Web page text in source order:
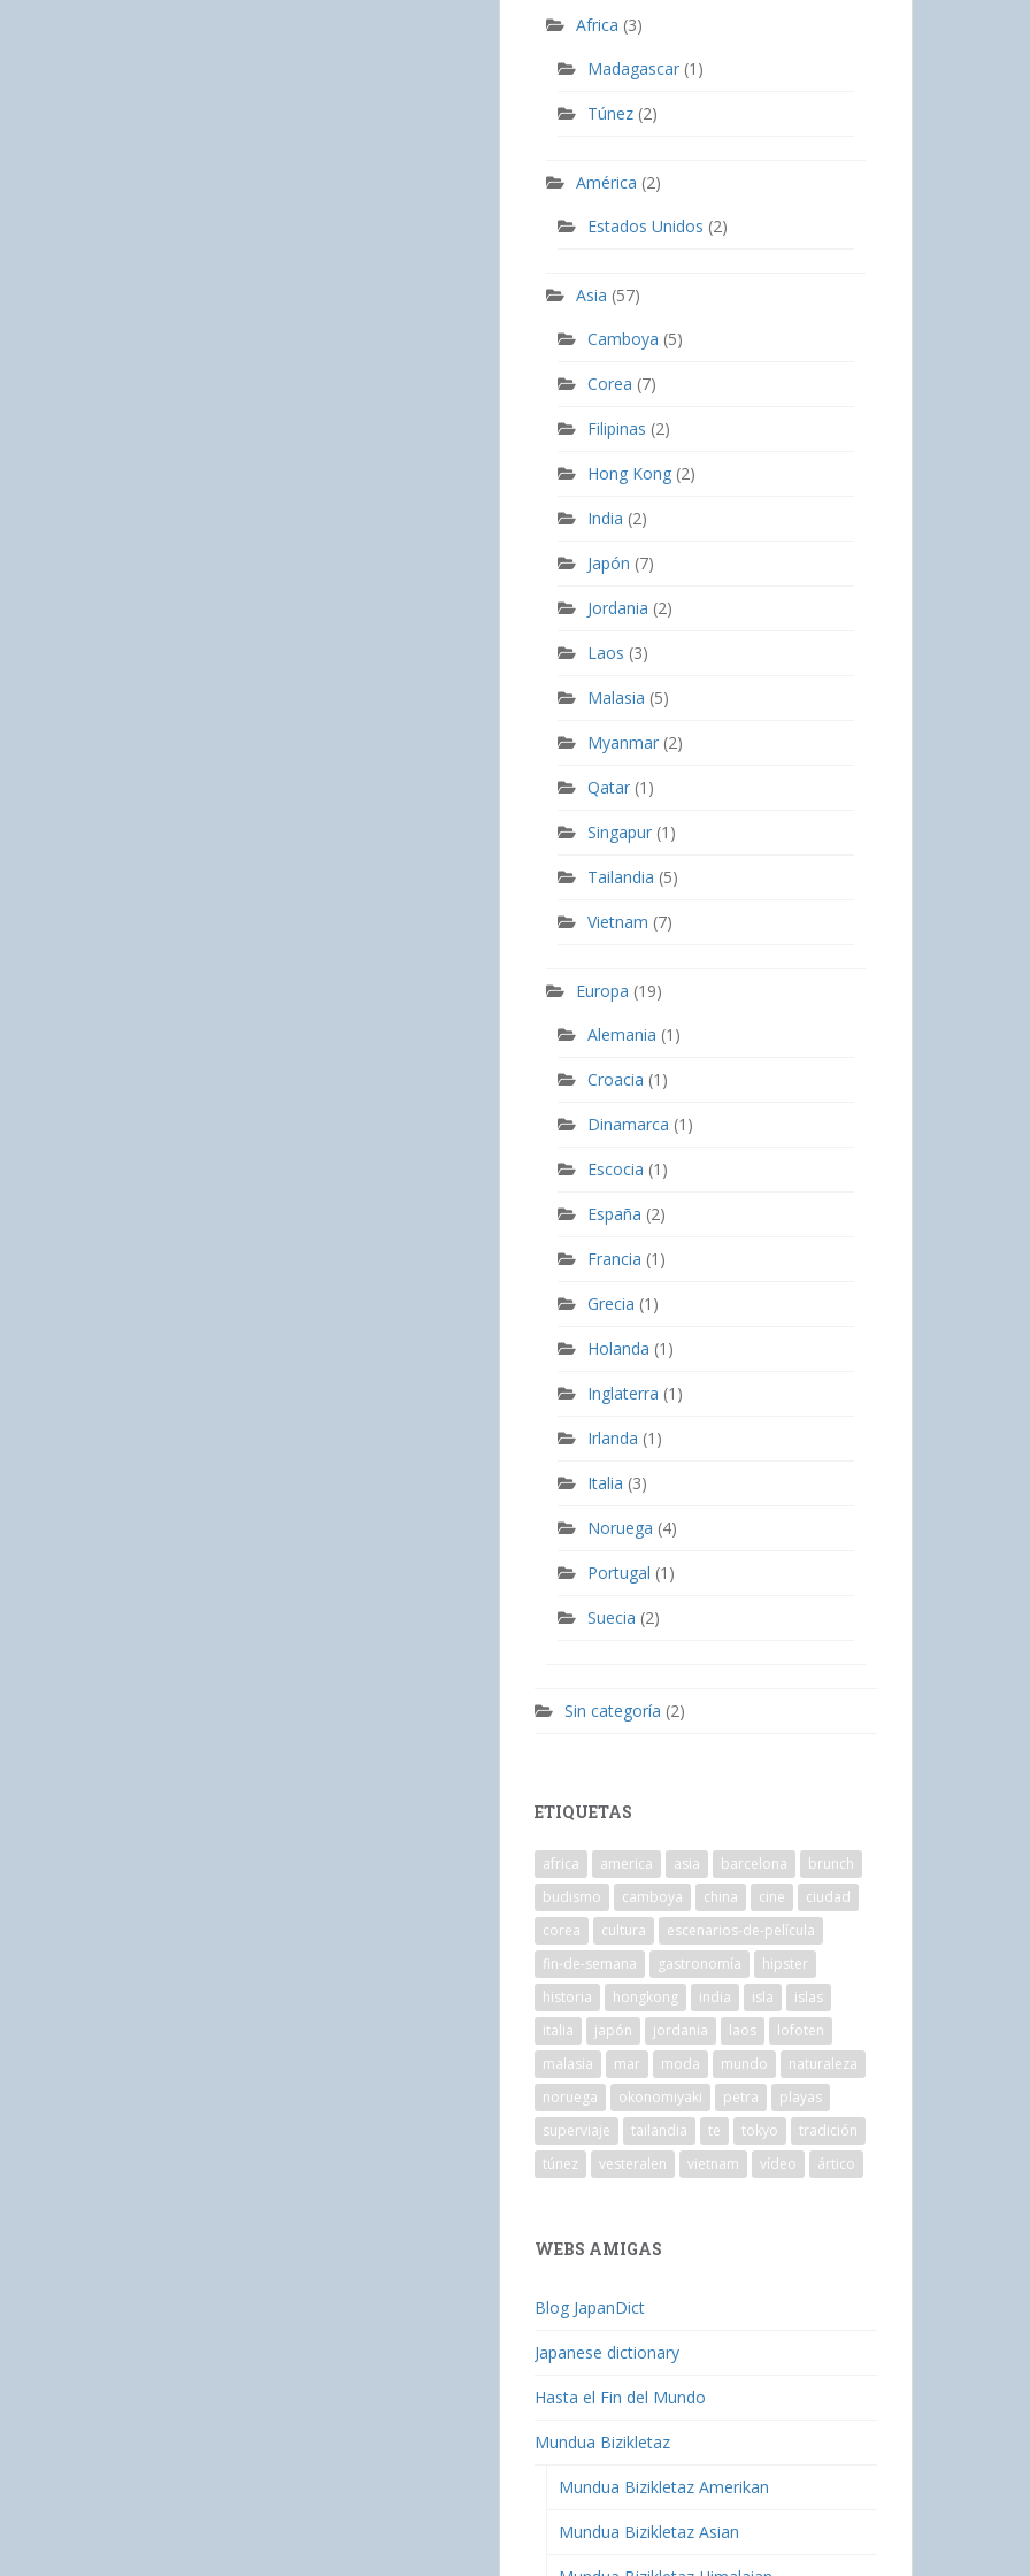
Africa (3)
Madagascar (1)
Túnez (2)
América (2)
Estados Unidos (2)
Asia (57)
Camboya (5)
Corea (7)
Filipinas (2)
Hong Kong (2)
India (2)
Japón (7)
Jordania (2)
Laos (3)
Malasia (5)
Myanmar (2)
Qatar (1)
Singapur (1)
Tailandia (5)
Vietnam (7)
Europa (19)
Alemania (1)
Croacia (1)
Dinamarca (1)
Escocia (1)
España (2)
Francia (1)
Grecia (1)
Holanda (1)
Inglaterra (1)
Irlanda (1)
Italia (3)
Noruega (4)
Portugal (1)
Suecia (2)
Sin categoría (2)
ETIQUETAS
africa america asia barcelona
brunch
budismo
camboya china cine
ciudad
corea
cultura
escenarios-de-película
fin-de-semana
gastronomía
hipster
historia
hongkong india isla
islas
italia
japón jordania laos
lofoten
malasia
mar moda mundo
naturaleza
noruega
okonomiyaki petra
playas
superviaje
tailandia te tokyo
tradición
túnez
vesteralen vietnam vídeo ártico
WEBS AMIGAS
Blog JapanDict
Japanese dictionary
Hasta el Fin del Mundo
Mundua Bizikletaz
Mundua Bizikletaz Amerikan
Mundua Bizikletaz Asian